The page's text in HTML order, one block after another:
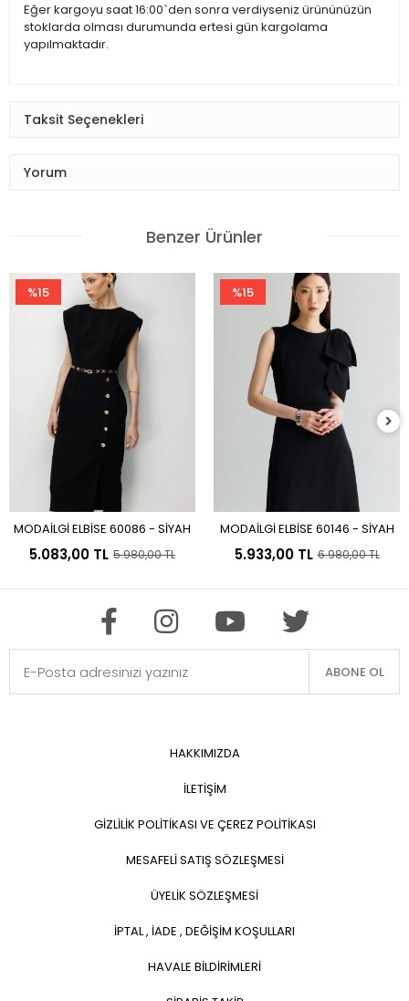
Eğer kargoyu saat 16:00`den sonra verdiyseniz ürününüzün
stoklarda olması durumunda ertesi gün kargolama
yapılmaktadır.
Taksit Seçenekleri
Yorum
Benzer Ürünler
%15
Sepete Ekle
MODAİLGİ ELBİSE 60086 - SİYAH
5.083,00 TL 5.980,00 TL
%15
Sepete Ekle
MODAİLGİ ELBİSE 60146 - SİYAH
5.933,00 TL 6.980,00 TL
ABONE OL
HAKKIMIZDA
İLETİŞİM
GİZLİLİK POLİTİKASI VE ÇEREZ POLİTİKASI
MESAFELİ SATIŞ SÖZLEŞMESİ
ÜYELİK SÖZLEŞMESİ
İPTAL , İADE , DEĞİŞİM KOŞULLARI
HAVALE BİLDİRİMLERİ